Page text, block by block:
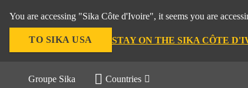
You are accessing "Sika Côte d'Ivoire", it seems you are
TO SIKA USA STAY ON THE SIKA CÔTE
Groupe Sika Countries